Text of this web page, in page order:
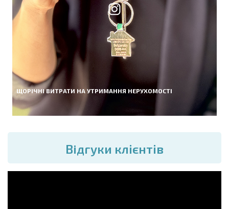
ЩОРІЧНІ ВИТРАТИ НА УТРИМАННЯ НЕРУХОМОСТІ
Вiдгуки клієнтів